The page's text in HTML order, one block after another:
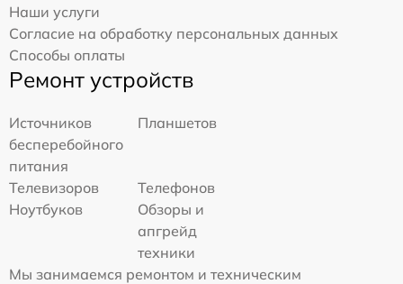
Наши услуги
Согласие на обработку персональных данных
Способы оплаты
Ремонт устройств
Источников
бесперебойного
питания
Планшетов
Телевизоров
Телефонов
Ноутбуков
Обзоры и
апгрейд
техники
Мы занимаемся ремонтом и техническим